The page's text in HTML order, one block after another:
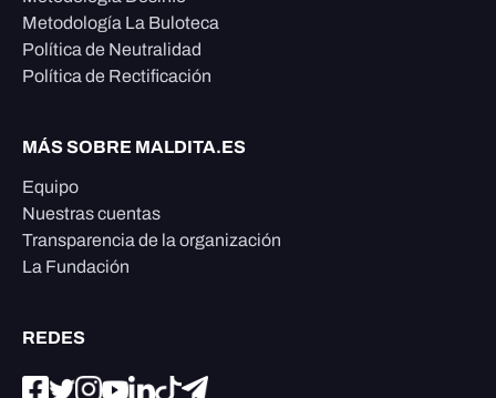
Metodología La Buloteca
Política de Neutralidad
Política de Rectificación
MÁS SOBRE MALDITA.ES
Equipo
Nuestras cuentas
Transparencia de la organización
La Fundación
REDES